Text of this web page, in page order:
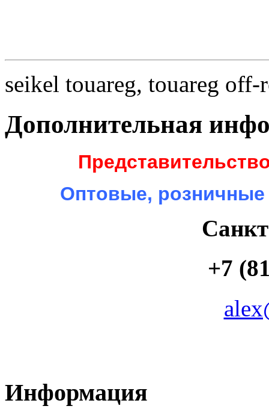
seikel touareg, touareg off-
Дополнительная
Оптовые,
+7
Информация